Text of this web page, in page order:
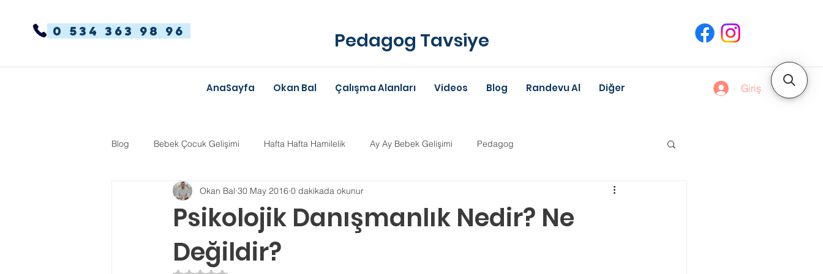
0 534 363 98 96 Pedagog Tavsiye
AnaSayfa Okan Bal Çalışma Alanları Videos Blog Randevu Al Diğer Giriş
Blog Bebek Çocuk Gelişimi Hafta Hafta Hamilelik Ay Ay Bebek Gelişimi Pedagog
Dikkat Dağınıklığı Hiperaktivite Anne-Baba Eğitimi
Kekemelik TYT-AYT Eğitim Danışmanlığı
Psikolojik Danışmanlık Nedir? Ne
Değildir?
Okan Bal 30 May 2016 0 dakikada okunur